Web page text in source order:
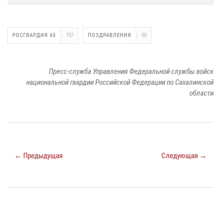
РОСГВАРДИЯ 65 757 ПОЗДРАВЛЕНИЯ 59
Пресс-служба Управления Федеральной службы войск
национальной гвардии Российской Федерации по Сахалинской
области
← Предыдущая Следующая →